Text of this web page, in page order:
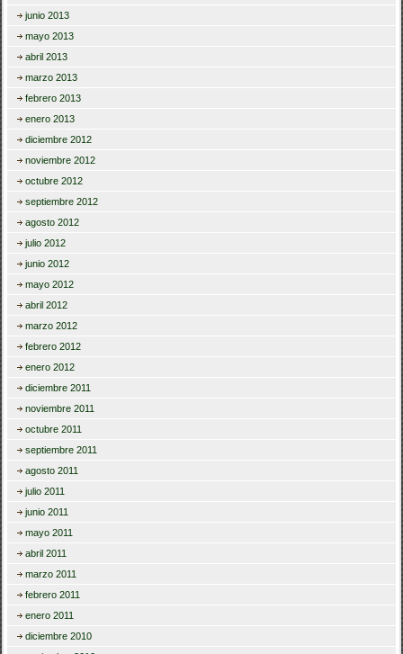
junio 2013
mayo 2013
abril 2013
marzo 2013
febrero 2013
enero 2013
diciembre 2012
noviembre 2012
octubre 2012
septiembre 2012
agosto 2012
julio 2012
junio 2012
mayo 2012
abril 2012
marzo 2012
febrero 2012
enero 2012
diciembre 2011
noviembre 2011
octubre 2011
septiembre 2011
agosto 2011
julio 2011
junio 2011
mayo 2011
abril 2011
marzo 2011
febrero 2011
enero 2011
diciembre 2010